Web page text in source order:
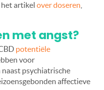
het artikel over doseren
met angst?
potentiële
voor
psychiatrische
affectieve